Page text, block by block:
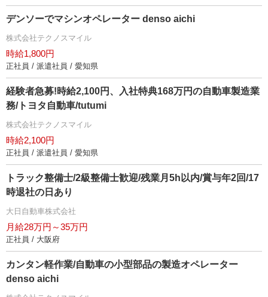
デンソーでマシンオペレーター denso aichi
株式会社テクノスマイル
時給1,800円
正社員 / 派遣社員 / 愛知県
経験者急募!時給2,100円、入社特典168万円の自動車製造業
務/トヨタ自動車/tutumi
株式会社テクノスマイル
時給2,100円
正社員 / 派遣社員 / 愛知県
トラック整備士/2級整備士歓迎/残業月5h以内/賞与年2回/17
時退社の日あり
大日自動車株式会社
月給28万円～35万円
正社員 / 大阪府
カンタン軽作業/自動車の小型部品の製造オペレーター
denso aichi